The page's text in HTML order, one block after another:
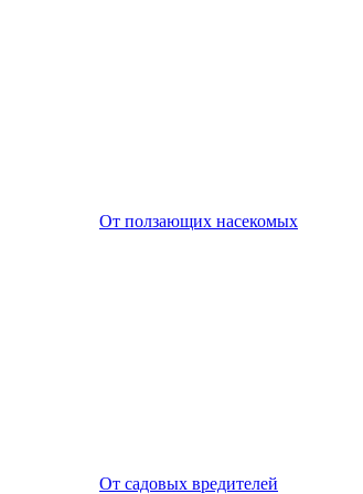
От ползающих насекомых
От садовых вредителей